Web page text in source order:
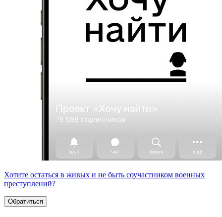
Хотите остаться в живых и не быть соучастником военных
преступлений?
Обратиться